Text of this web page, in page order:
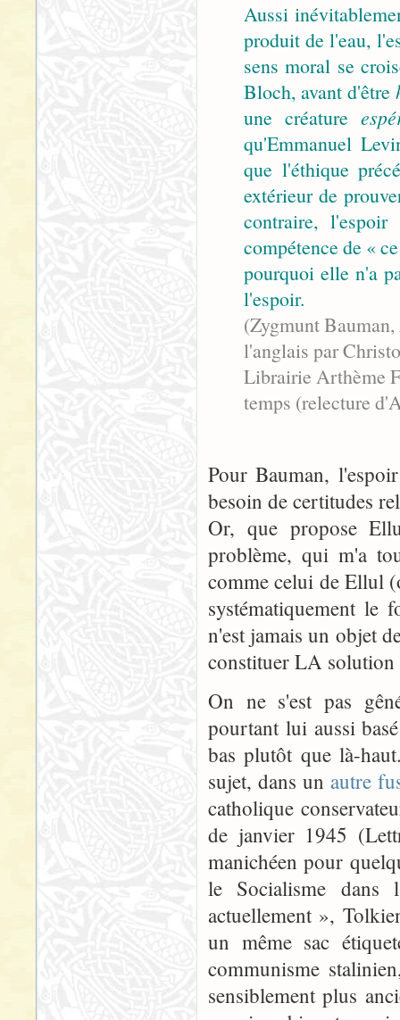
Aussi
produit de l'eau,
sens moral se
Bloch, avant d'être
une créature
qu'Emmanuel
que l'éthique
extérieur de
contraire,
compétence de «
pourquoi elle n'a
l'espoir.
(Zygmunt Bauman,
l'anglais par
Librairie Arthème
temps (relecture
Pour Bauman,
besoin de certitudes
Or, que propose
problème, qui m'a
comme celui de Ellul
systématiquement le
n'est jamais un objet
constituer LA solution
On ne s'est pas
pourtant lui aussi
bas plutôt que là-
sujet, dans un autre
catholique
de janvier 1945
manichéen pour
le Socialisme dans
actuellement »,
un même sac
communisme
sensiblement plus